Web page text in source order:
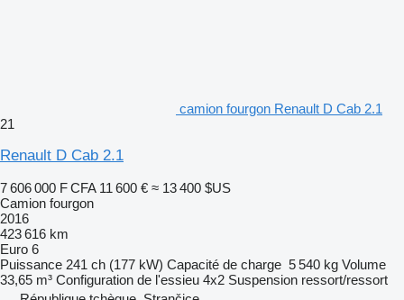
camion fourgon Renault D Cab 2.1
21
Renault D Cab 2.1
7 606 000 F CFA 11 600 € ≈ 13 400 $US
Camion fourgon
2016
423 616 km
Euro 6
Puissance 241 ch (177 kW) Capacité de charge 5 540 kg Volume
33,65 m³ Configuration de l'essieu 4x2 Suspension ressort/ressort